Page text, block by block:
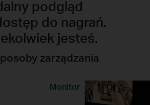
podgląd
do nagrań.
jesteś.
zarządzania
Monitor